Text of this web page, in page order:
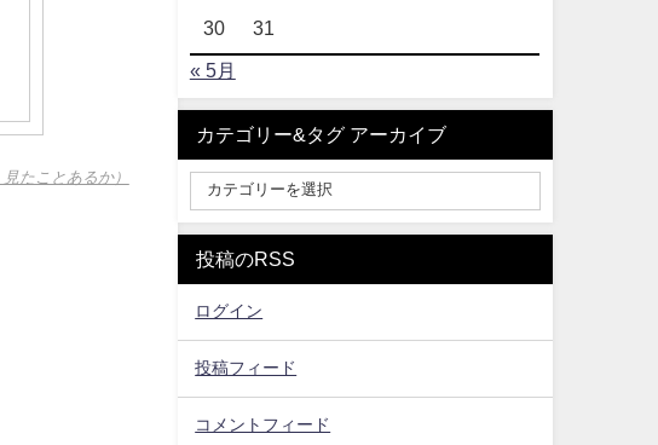
たことあるか）
30 31
« 5月
カテゴリー&タグ アーカイブ
投稿のRSS
ログイン
投稿フィード
コメントフィード